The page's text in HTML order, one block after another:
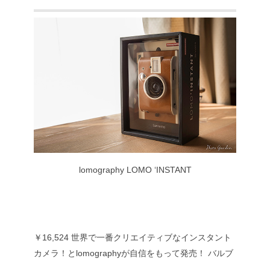
lomography LOMO ‘INSTANT
￥16,524 世界で一番クリエイティブなインスタント
カメラ！とlomographyが自信をもって発売！
バルブ